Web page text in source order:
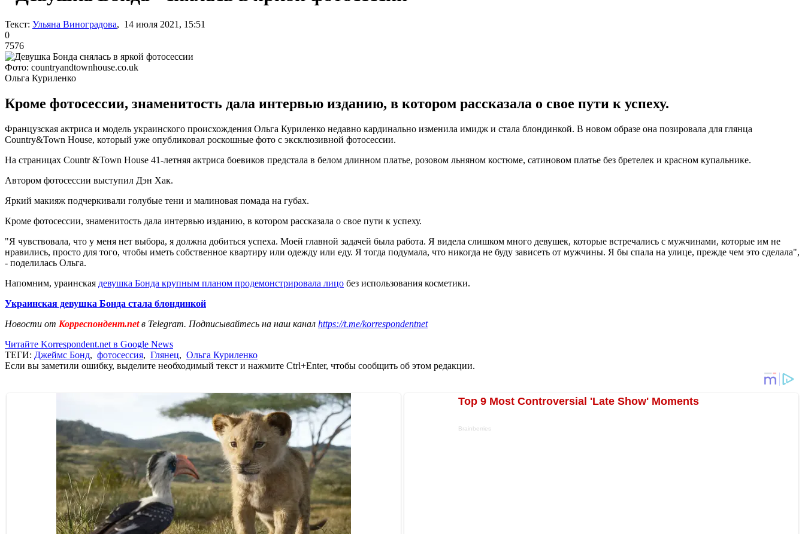
Текст: Ульяна Виноградова, 14 июля 2021, 15:51
0
7576
Фото: countryandtownhouse.co.uk
Ольга Куриленко
Кроме фотосессии, знаменитость дала интервью изданию, в котором рассказала о свое пути к успеху.
Французская актриса и модель украинского происхождения Ольга Куриленко недавно кардинально изменила имидж и стала блондинкой. В новом образе она позировала для глянца
Country&Town House, который уже опубликовал роскошные фото с эксклюзивной фотосессии.
На страницах Countr &Town House 41-летняя актриса боевиков предстала в белом длинном платье, розовом льняном костюме, сатиновом платье без бретелек и красном купальнике.
Автором фотосессии выступил Дэн Хак.
Яркий макияж подчеркивали голубые тени и малиновая помада на губах.
Кроме фотосессии, знаменитость дала интервью изданию, в котором рассказала о свое пути к успеху.
"Я чувствовала, что у меня нет выбора, я должна добиться успеха. Моей главной задачей была работа. Я видела слишком много девушек, которые встречались с мужчинами, которые им не
нравились, просто для того, чтобы иметь собственное квартиру или одежду или еду. Я тогда подумала, что никогда не буду зависеть от мужчины. Я бы спала на улице, прежде чем это сделала",
- поделилась Ольга.
Напомним, ураинская девушка Бонда крупным планом продемонстрировала лицо без использования косметики.
Украинская девушка Бонда стала блондинкой
Новости от Корреспондент.netв Telegram. Подписывайтесь на наш канал https://t.me/korrespondentnet
Читайте Korrespondent.net в Google News
ТЕГИ: Джеймс Бонд, фотосессия, Глянец, Ольга Куриленко
Если вы заметили ошибку, выделите необходимый текст и нажмите Ctrl+Enter, чтобы сообщить об этом редакции.